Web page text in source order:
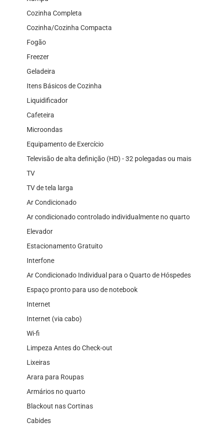
Cozinha Completa
Cozinha/Cozinha Compacta
Fogão
Freezer
Geladeira
Itens Básicos de Cozinha
Liquidificador
Cafeteira
Microondas
Equipamento de Exercício
Televisão de alta definição (HD) - 32 polegadas ou mais
TV
TV de tela larga
Ar Condicionado
Ar condicionado controlado individualmente no quarto
Elevador
Estacionamento Gratuito
Interfone
Ar Condicionado Individual para o Quarto de Hóspedes
Espaço pronto para uso de notebook
Internet
Internet (via cabo)
Wi-fi
Limpeza Antes do Check-out
Lixeiras
Arara para Roupas
Armários no quarto
Blackout nas Cortinas
Cabides